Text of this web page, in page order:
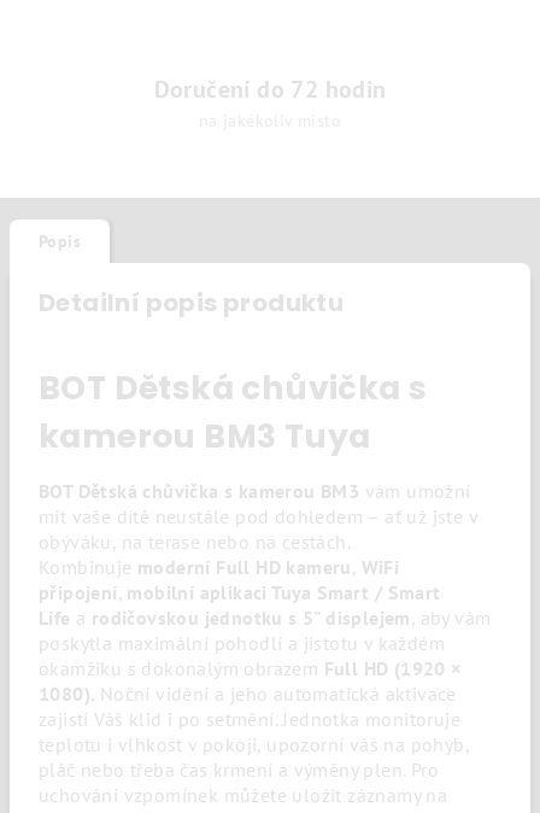
Doručení do 72 hodin
Popis
Detailní popis produktu
BOT Dětská chůvička s
kamerou BM3 Tuya
BOT Dětská chůvička s kamerou BM3 vám umožní
mít vaše dítě neustále pod dohledem – ať už jste v
obýváku, na terase nebo na cestách.
Kombinuje moderní Full HD kameru, WiFi
připojení, mobilní aplikaci Tuya Smart / Smart
Life a rodičovskou jednotku s 5" displejem, aby vám
poskytla maximální pohodlí a jistotu v každém
okamžiku s dokonalým obrazem Full HD (1920 ×
1080). Noční vidění a jeho automatická aktivace
zajistí Váš klid i po setmění. Jednotka monitoruje
teplotu i vlhkost v pokoji, upozorní vás na pohyb,
pláč nebo třeba čas krmení a výměny plen. Pro
uchování vzpomínek můžete uložit záznamy na